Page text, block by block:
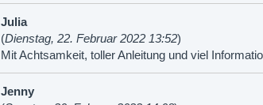
Julia
(Dienstag, 22. Februar 2022 13:52)
Mit Achtsamkeit, toller Anleitung und viel
Jenny